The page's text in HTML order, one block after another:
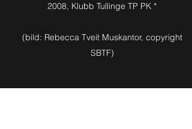
2008, Klubb Tullinge TP PK *
(bild: Rebecca Tveit Muskantor, copyright
SBTF)